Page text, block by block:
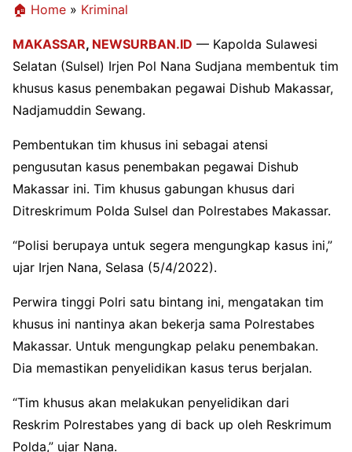
🏠 Home » Kriminal
MAKASSAR, NEWSURBAN.ID — Kapolda Sulawesi
Selatan (Sulsel) Irjen Pol Nana Sudjana membentuk tim
khusus kasus penembakan pegawai Dishub Makassar,
Nadjamuddin Sewang.
Pembentukan tim khusus ini sebagai atensi
pengusutan kasus penembakan pegawai Dishub
Makassar ini. Tim khusus gabungan khusus dari
Ditreskrimum Polda Sulsel dan Polrestabes Makassar.
“Polisi berupaya untuk segera mengungkap kasus ini,”
ujar Irjen Nana, Selasa (5/4/2022).
Perwira tinggi Polri satu bintang ini, mengatakan tim
khusus ini nantinya akan bekerja sama Polrestabes
Makassar. Untuk mengungkap pelaku penembakan.
Dia memastikan penyelidikan kasus terus berjalan.
“Tim khusus akan melakukan penyelidikan dari
Reskrim Polrestabes yang di back up oleh Reskrimum
Polda,” ujar Nana.